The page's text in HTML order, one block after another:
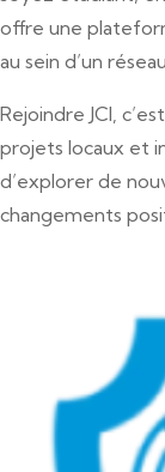
offre une
au sein d’un
Rejoindre JCI,
projets locaux et
d’explorer de
changements